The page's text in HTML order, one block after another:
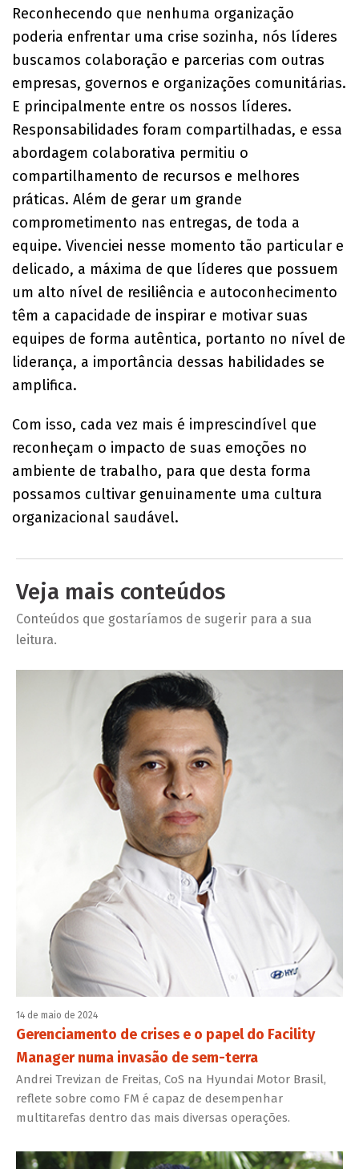
Reconhecendo que nenhuma organização
poderia enfrentar uma crise sozinha, nós líderes
buscamos colaboração e parcerias com outras
empresas, governos e organizações comunitárias.
E principalmente entre os nossos líderes.
Responsabilidades foram compartilhadas, e essa
abordagem colaborativa permitiu o
compartilhamento de recursos e melhores
práticas. Além de gerar um grande
comprometimento nas entregas, de toda a
equipe. Vivenciei nesse momento tão particular e
delicado, a máxima de que líderes que possuem
um alto nível de resiliência e autoconhecimento
têm a capacidade de inspirar e motivar suas
equipes de forma autêntica, portanto no nível de
liderança, a importância dessas habilidades se
amplifica.
Com isso, cada vez mais é imprescindível que
reconheçam o impacto de suas emoções no
ambiente de trabalho, para que desta forma
possamos cultivar genuinamente uma cultura
organizacional saudável.
Veja mais conteúdos
Conteúdos que gostaríamos de sugerir para a sua
leitura.
14 de maio de 2024
Gerenciamento de crises e o papel do Facility
Manager numa invasão de sem-terra
Andrei Trevizan de Freitas, CoS na Hyundai Motor Brasil,
reflete sobre como FM é capaz de desempenhar
multitarefas dentro das mais diversas operações.